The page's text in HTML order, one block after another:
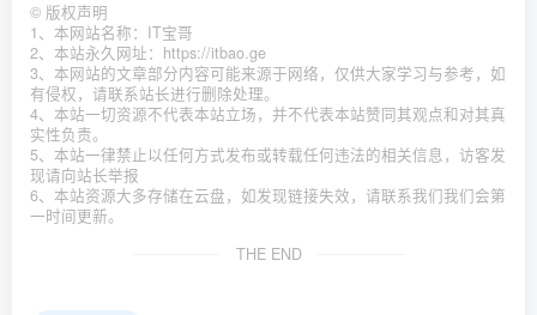
© 版权声明
1、本网站名称：IT宝哥
2、本站永久网址：https://itbao.ge
3、本网站的文章部分内容可能来源于网络，仅供大家学习与参考，如
有侵权，请联系站长进行删除处理。
4、本站一切资源不代表本站立场，并不代表本站赞同其观点和对其真
实性负责。
5、本站一律禁止以任何方式发布或转载任何违法的相关信息，访客发
现请向站长举报
6、本站资源大多存储在云盘，如发现链接失效，请联系我们我们会第
一时间更新。
THE END